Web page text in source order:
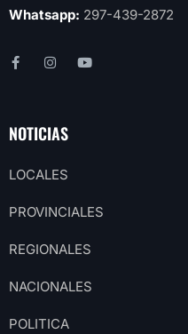
Whatsapp: 297-439-2872
NOTICIAS
LOCALES
PROVINCIALES
REGIONALES
NACIONALES
POLITICA